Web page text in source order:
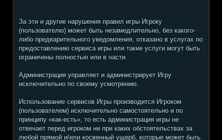
За эти и другие нарушения правил игры Игроку
(пользователю) может быть незамедлительно, без какого-
либо предварительного уведомления, отказано в услугах по
предоставлению сервиса игры или такие услуги могут быть
ограничены полностью или в части.
Администрация управляет и администрирует Игру
исключительно по своему усмотрению.
Использование сервисов Игры производится Игроком
(пользователем) исключительно самостоятельно и по
принципу «как-есть», то есть администрация игры не
отвечает перед игроком ни при каких обстоятельствах за
любой прямой и/или косвенный ущерб, которые может быть